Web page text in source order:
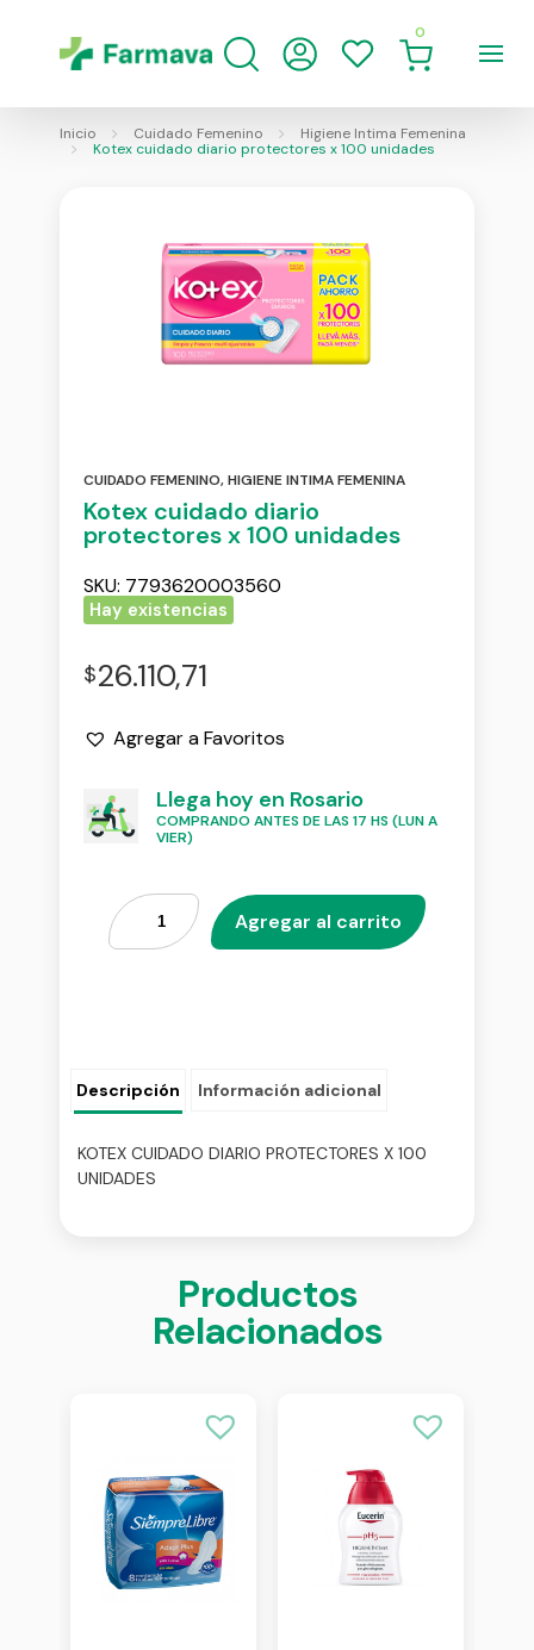
0
Inicio Cuidado Femenino
Higiene Intima Femenina
Kotex cuidado diario protectores x 100 unidades
CUIDADO FEMENINO,HIGIENE INTIMA FEMENINA
Kotex cuidado diario
protectores x 100 unidades
SKU: 7793620003560
Hay existencias
$26.110,71
Agregar a Favoritos
Llega hoy en Rosario
COMPRANDO ANTES DE LAS 17 HS (LUN A
VIER)
Agregar al carrito
Descripción Información adicional
KOTEX CUIDADO DIARIO PROTECTORES X 100
UNIDADES
Productos
Relacionados